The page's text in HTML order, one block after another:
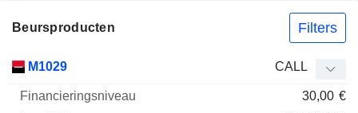
Beursproducten Filters
Elasticiteit
M1029 CALL
30,00 €